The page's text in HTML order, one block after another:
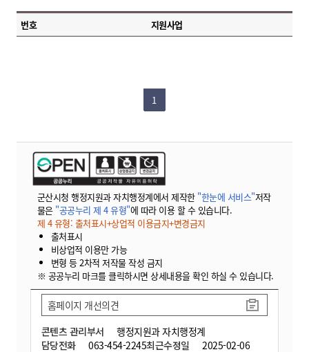
번호 지원사업
1
군산시청 행정지원과 자치행정계에서 제작한 "한눈에 서비스"저작
물은 "공공누리 제 4 유형"에 따라 이용 할 수 있습니다.
제 4 유형: 출처표시+상업적 이용금지+변경금지
출처표시
비상업적 이용만 가능
변형 등 2차적 저작물 작성 금지
※ 공공누리 마크를 클릭하시면 상세내용을 확인 하실 수 있습니다.
콘텐츠 관리부서
행정지원과 자치행정계
담당전화
063-454-2245최근수정일 2025-02-06
홈페이지 개선의견